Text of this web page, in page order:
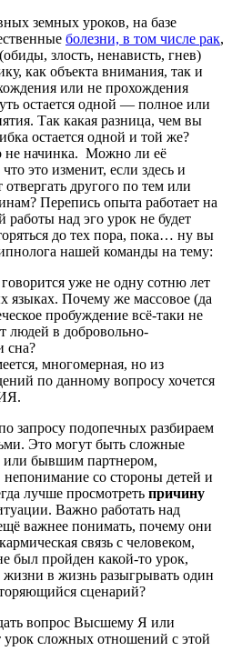
земных уроков, на базе
болезни, в том числе рак,
злость, ненависть, гнев)
как объекта внимания, так и
или не прохождения
остается одной — полное или
Так какая разница, чем вы
остается одной и той же?
не начинка. Можно ли её
это изменит, если здесь и
другого по тем или
Перепись опыта работает на
работы над эго урок не будет
до тех пора, пока… ну вы
нашей команды на тему:
уже не одну сотню лет
языках. Почему же массовое (да
пробуждение всё-таки не
людей в добровольно-
сна?
многомерная, но из
по данному вопросу хочется
запросу подопечных разбираем
Это могут быть сложные
бывшим партнером,
непонимание со стороны детей и
лучше просмотреть причину
Важно работать над
важнее понимать, почему они
связь с человеком,
был пройден какой-то урок,
в жизнь разыгрывать один
сценарий?
вопрос Высшему Я или
урок сложных отношений с этой